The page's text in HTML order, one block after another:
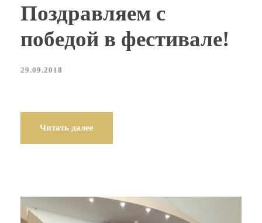
Поздравляем с
победой в фестивале!
29.09.2018
Читать далее